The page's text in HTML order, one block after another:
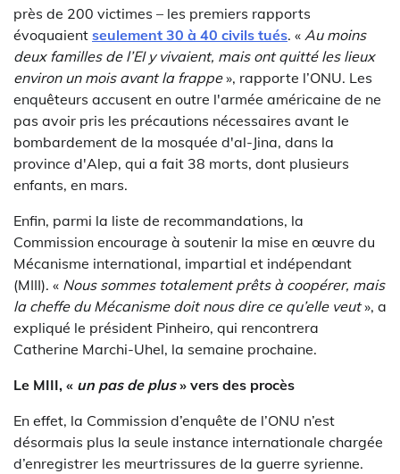
près de 200 victimes – les premiers rapports
évoquaient seulement 30 à 40 civils tués. « Au moins
deux familles de l’EI y vivaient, mais ont quitté les lieux
environ un mois avant la frappe», rapporte l’ONU. Les
enquêteurs accusent en outre l'armée américaine de ne
pas avoir pris les précautions nécessaires avant le
bombardement de la mosquée d'al-Jina, dans la
province d'Alep, qui a fait 38 morts, dont plusieurs
enfants, en mars.
Enfin, parmi la liste de recommandations, la
Commission encourage à soutenir la mise en œuvre du
Mécanisme international, impartial et indépendant
(MIII). « Nous sommes totalement prêts à coopérer, mais
la cheffe du Mécanisme doit nous dire ce qu’elle veut», a
expliqué le président Pinheiro, qui rencontrera
Catherine Marchi-Uhel, la semaine prochaine.
Le MIII, « un pas de plus » vers des procès
En effet, la Commission d’enquête de l’ONU n’est
désormais plus la seule instance internationale chargée
d’enregistrer les meurtrissures de la guerre syrienne.